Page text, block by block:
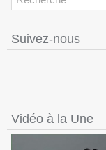
Suivez-nous
Vidéo à la Une